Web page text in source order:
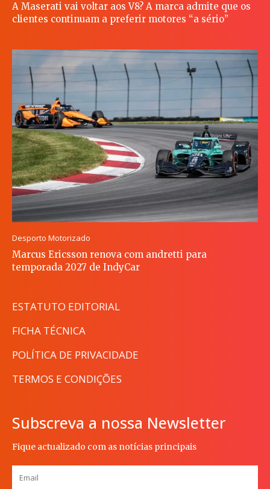
A Maserati vai voltar aos V8? A marca admite que os
clientes continuam a preferir motores “a sério”
Desporto Motorizado
Marcus Ericsson renova com andretti para
temporada 2027 de IndyCar
ESTATUTO EDITORIAL
FICHA TÉCNICA
POLÍTICA DE PRIVACIDADE
TERMOS E CONDIÇÕES
Subscreva a nossa Newsletter
Fique actualizado com as notícias principais